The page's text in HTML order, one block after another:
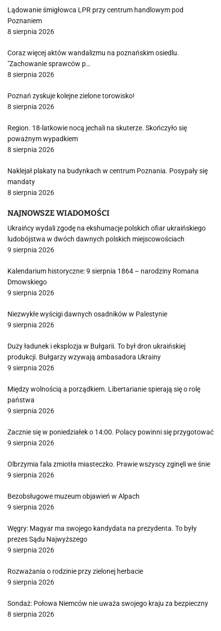
Lądowanie śmigłowca LPR przy centrum handlowym pod
Poznaniem
8 sierpnia 2026
Coraz więcej aktów wandalizmu na poznańskim osiedlu.
"Zachowanie sprawców p…
8 sierpnia 2026
Poznań zyskuje kolejne zielone torowisko!
8 sierpnia 2026
Region. 18-latkowie nocą jechali na skuterze. Skończyło się
poważnym wypadkiem
8 sierpnia 2026
Naklejał plakaty na budynkach w centrum Poznania. Posypały się
mandaty
8 sierpnia 2026
NAJNOWSZE WIADOMOŚCI
Ukraińcy wydali zgodę na ekshumacje polskich ofiar ukraińskiego
ludobójstwa w dwóch dawnych polskich miejscowościach
9 sierpnia 2026
Kalendarium historyczne: 9 sierpnia 1864 – narodziny Romana
Dmowskiego
9 sierpnia 2026
Niezwykłe wyścigi dawnych osadników w Palestynie
9 sierpnia 2026
Duży ładunek i eksplozja w Bułgarii. To był dron ukraińskiej
produkcji. Bułgarzy wzywają ambasadora Ukrainy
9 sierpnia 2026
Między wolnością a porządkiem. Libertarianie spierają się o rolę
państwa
9 sierpnia 2026
Zacznie się w poniedziałek o 14:00. Polacy powinni się przygotować
9 sierpnia 2026
Olbrzymia fala zmiotła miasteczko. Prawie wszyscy zginęli we śnie
9 sierpnia 2026
Bezobsługowe muzeum objawień w Alpach
9 sierpnia 2026
Węgry: Magyar ma swojego kandydata na prezydenta. To były
prezes Sądu Najwyższego
9 sierpnia 2026
Rozważania o rodzinie przy zielonej herbacie
9 sierpnia 2026
Sondaż: Połowa Niemców nie uważa swojego kraju za bezpieczny
8 sierpnia 2026